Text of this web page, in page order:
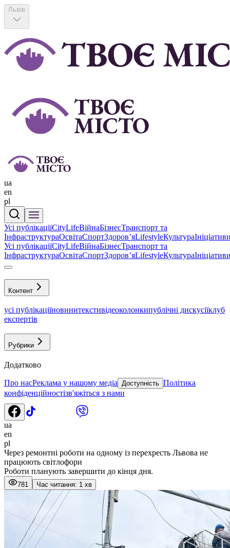
Львів
ua
en
pl
Усі публікаціїCityLifeВійнаБізнесТранспорт та
ІнфраструктураОсвітаСпортЗдоровʼяLifestyleКультура
Усі публікаціїCityLifeВійнаБізнесТранспорт та
ІнфраструктураОсвітаСпортЗдоровʼяLifestyleКультура
Контент
усі публікаціїновинитекстивідеоколонкипублічні дискусіїклуб
експертів
Рубрики
Додатково
Про насРеклама у нашому медіа Доступність Політика
конфіденційностізв'яжіться з нами
ua
en
pl
Через ремонтні роботи на одному із перехресть Львова не
працюють світлофори
Роботи планують завершити до кінця дня.
781 Час читання: 1 хв